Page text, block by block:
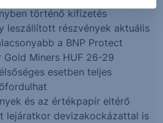
történő kifizetés
leszállított részvények aktuális
a BNP Protect
Gold Miners HUF 26-29
esetben teljes
és az értékpapír eltérő
lejáratkor devizakockázattal is